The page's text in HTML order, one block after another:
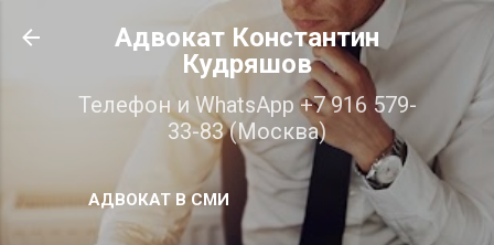
К основному контенту
Адвокат Константин
Кудряшов
Телефон и WhatsApp +7 916 579-
33-83 (Москва)
АДВОКАТ В СМИ